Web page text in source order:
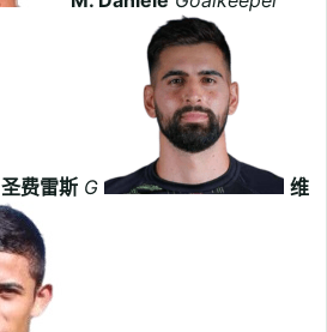
圣费雷斯 G 维